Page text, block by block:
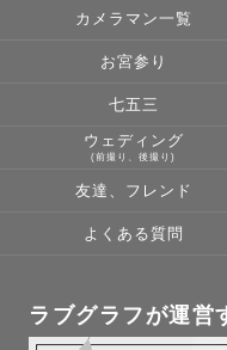
カメラマン一覧
お宮参り
七五三
ウェディング
(前撮り、後撮り)
友達、フレンド
よくある質問
ラブグラフが運営